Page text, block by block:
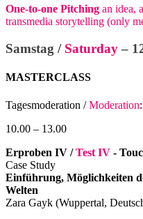
One-to-one Pitching an idea,
transmedia storytelling (only
Samstag / Saturday–
MASTERCLASS
Tagesmoderation /Moderation
10.00 – 13.00
Erproben IV /Test IV -
Case Study
Einführung, Möglichkeiten
Welten
Zara Gayk (Wuppertal,